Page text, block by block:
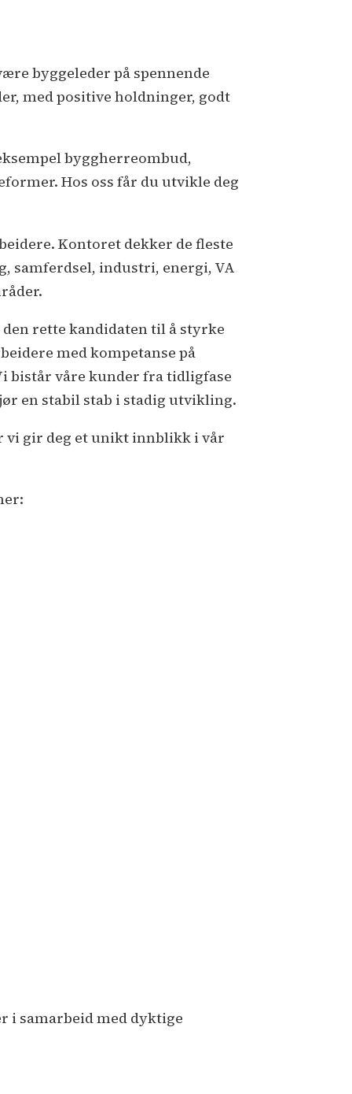
byggeleder på spennende
med positive holdninger, godt
byggherreombud,
Hos oss får du utvikle deg
Kontoret dekker de fleste
samferdsel, industri, energi, VA
rette kandidaten til å styrke
med kompetanse på
bistår våre kunder fra tidligfase
en stabil stab i stadig utvikling.
vi gir deg et unikt innblikk i vår
i samarbeid med dyktige